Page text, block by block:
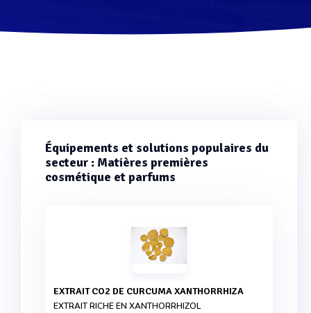
Équipements et solutions populaires du
secteur : Matières premières
cosmétique et parfums
EXTRAIT CO2 DE CURCUMA XANTHORRHIZA
EXTRAIT RICHE EN XANTHORRHIZOL